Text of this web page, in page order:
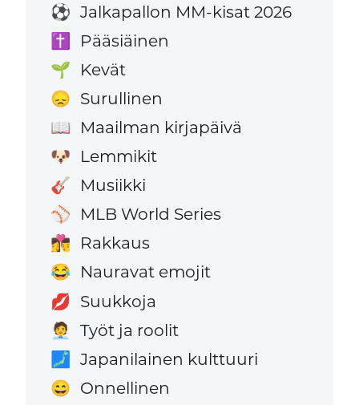
⚽ Jalkapallon MM-kisat 2026
✝️ Pääsiäinen
🌱 Kevät
😞 Surullinen
📖 Maailman kirjapäivä
🐶 Lemmikit
🎸 Musiikki
⚾ MLB World Series
👩‍❤️‍💋‍👨 Rakkaus
😂 Nauravat emojit
💋 Suukkoja
🧑‍💼 Työt ja roolit
🗾 Japanilainen kulttuuri
😄 Onnellinen